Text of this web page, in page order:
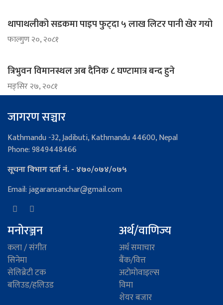
थापाथलीको सडकमा पाइप फुट्दा ५ लाख लिटर पानी खेर गयो
फाल्गुण २०, २०८१
त्रिभुवन विमानस्थल अब दैनिक ८ घण्टामात्र बन्द हुने
मङ्सिर २७, २०८१
जागरण सञ्चार
Kathmandu -32, Jadibuti, Kathmandu 44600, Nepal
Phone: 9849448466
सूचना विभाग दर्ता नं. - ४७०/०७४/०७५
Email: jagaransanchar@gmail.com
मनोरञ्जन
कला / संगीत
सिनेमा
सेलिब्रेटी टक
बलिउड/हलिउड
अर्थ/वाणिज्य
अर्थ समाचार
बैंक/वित्त
अटाेमाेवाइल्स
विमा
शेयर बजार